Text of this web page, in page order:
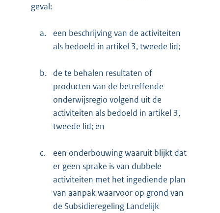
geval:
a.
een beschrijving van de activiteiten
als bedoeld in artikel 3, tweede lid;
b.
de te behalen resultaten of
producten van de betreffende
onderwijsregio volgend uit de
activiteiten als bedoeld in artikel 3,
tweede lid; en
c.
een onderbouwing waaruit blijkt dat
er geen sprake is van dubbele
activiteiten met het ingediende plan
van aanpak waarvoor op grond van
de Subsidieregeling Landelijk